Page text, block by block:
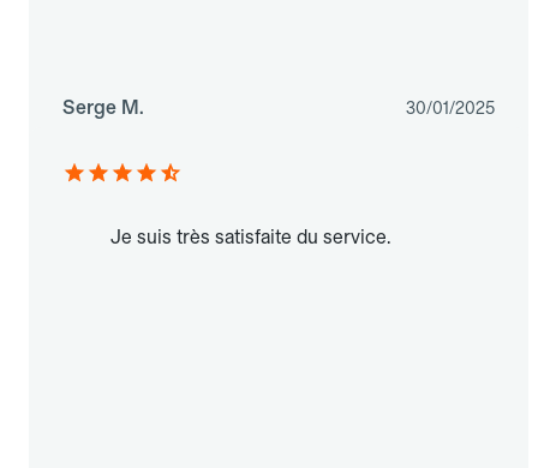
Serge M. 30/01/2025
Je suis très satisfaite du service.